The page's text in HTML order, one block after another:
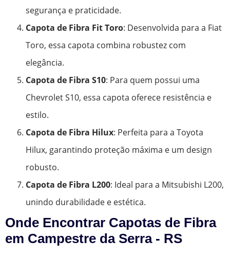
segurança e praticidade.
Capota de Fibra Fit Toro: Desenvolvida para a Fiat
Toro, essa capota combina robustez com
elegância.
Capota de Fibra S10: Para quem possui uma
Chevrolet S10, essa capota oferece resistência e
estilo.
Capota de Fibra Hilux: Perfeita para a Toyota
Hilux, garantindo proteção máxima e um design
robusto.
Capota de Fibra L200: Ideal para a Mitsubishi L200,
unindo durabilidade e estética.
Onde Encontrar Capotas de Fibra
em Campestre da Serra - RS